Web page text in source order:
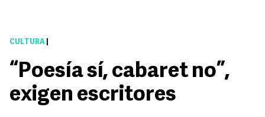
CULTURA
“Poesía sí, cabaret no”,
exigen escritores